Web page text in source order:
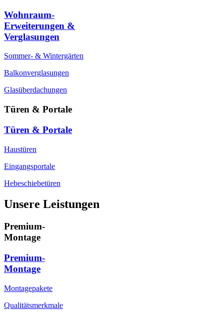
Wohnraum-
Erweiterungen &
Verglasungen
Sommer- & Wintergärten
Balkonverglasungen
Glasüberdachungen
Türen & Portale
Türen & Portale
Haustüren
Eingangsportale
Hebeschiebetüren
Unsere Leistungen
Premium-
Montage
Premium-
Montage
Montagepakete
Qualitätsmerkmale